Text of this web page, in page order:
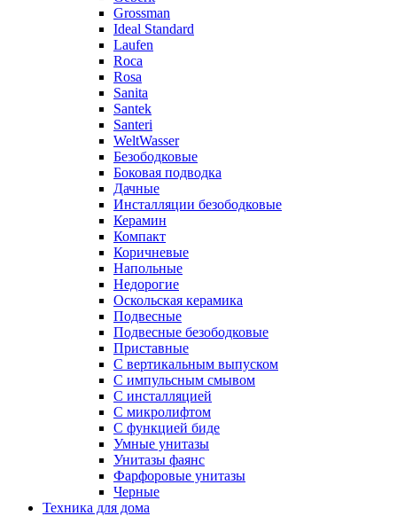
Grossman
Ideal Standard
Laufen
Roca
Rosa
Sanita
Santek
Santeri
WeltWasser
Безободковые
Боковая подводка
Дачные
Инсталляции безободковые
Керамин
Компакт
Коричневые
Напольные
Недорогие
Оскольская керамика
Подвесные
Подвесные безободковые
Приставные
С вертикальным выпуском
С импульсным смывом
С инсталляцией
С микролифтом
С функцией биде
Умные унитазы
Унитазы фаянс
Фарфоровые унитазы
Черные
Техника для дома